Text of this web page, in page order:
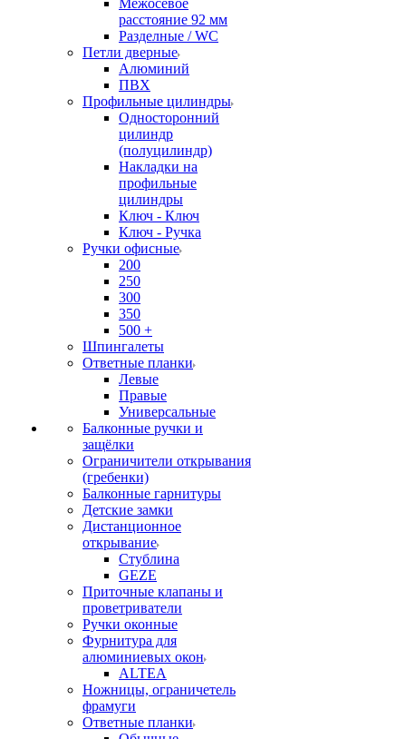
Межосевое
расстояние 92 мм
Разделные / WC
Петли дверные
Алюминий
ПВХ
Профильные цилиндры
Односторонний
цилиндр
(полуцилиндр)
Накладки на
профильные
цилиндры
Ключ - Ключ
Ключ - Ручка
Ручки офисные
200
250
300
350
500 +
Шпингалеты
Ответные планки
Левые
Правые
Универсальные
Балконные ручки и
защёлки
Ограничители открывания
(гребенки)
Балконные гарнитуры
Детские замки
Дистанционное
открывание
Стублина
GEZE
Приточные клапаны и
проветриватели
Ручки оконные
Фурнитура для
алюминиевых окон
ALTEA
Ножницы, ограничетель
фрамуги
Ответные планки